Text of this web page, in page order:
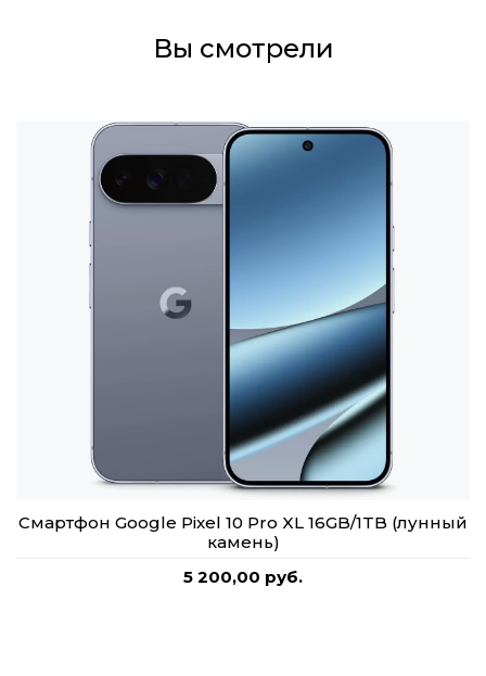
Вы смотрели
Смартфон Google Pixel 10 Pro XL 16GB/1TB (лунный
камень)
5 200,00 руб.